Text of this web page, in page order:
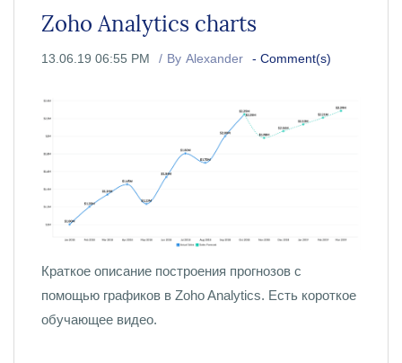
Zoho Analytics charts
13.06.19 06:55 PM By Alexander - Comment(s)
Краткое описание построения прогнозов с
помощью графиков в Zoho Analytics. Есть короткое
обучающее видео.